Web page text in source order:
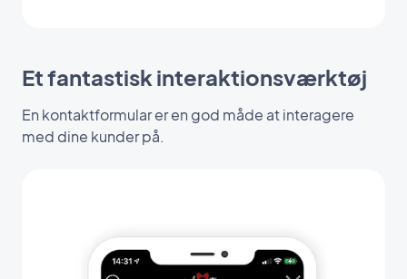
Et fantastisk interaktionsværktøj
En kontaktformular er en god måde at interagere
med dine kunder på.